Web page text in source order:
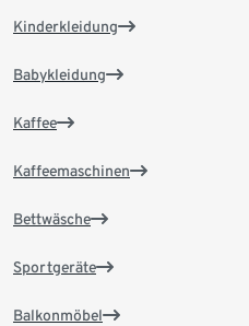
Kinderkleidung
Babykleidung
Kaffee
Kaffeemaschinen
Bettwäsche
Sportgeräte
Balkonmöbel